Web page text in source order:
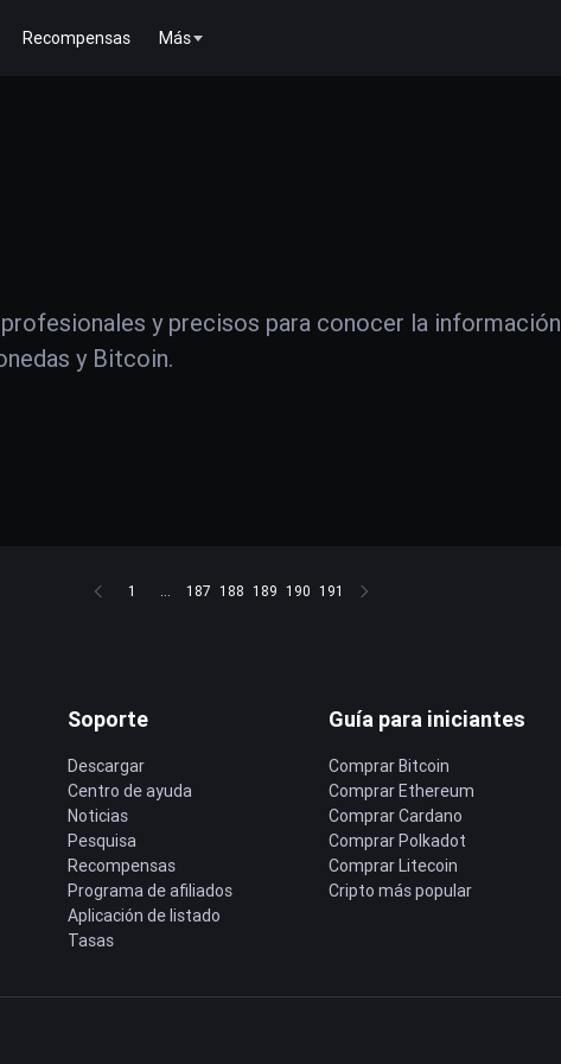
Recompensas Más
y precisos para conocer la información
y Bitcoin.
1 ... 187 188 189 190 191
Soporte
Descargar
Centro de ayuda
Noticias
Pesquisa
Recompensas
Programa de afiliados
Aplicación de listado
Tasas
Guía para iniciantes
Comprar Bitcoin
Comprar Ethereum
Comprar Cardano
Comprar Polkadot
Comprar Litecoin
Cripto más popular